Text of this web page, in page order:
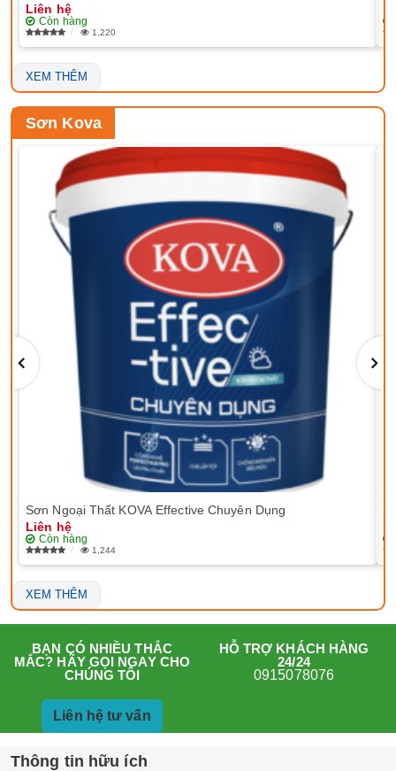
Liên hệ
Còn hàng
1,220
XEM THÊM
Sơn Kova
Sơn Ngoại Thất KOVA Effective Chuyên Dụng
Liên hệ
Còn hàng
1,244
XEM THÊM
BẠN CÓ NHIỀU THẮC
MẮC? HÃY GỌI NGAY CHO
CHÚNG TÔI
HỖ TRỢ KHÁCH HÀNG
24/24
0915078076
Liên hệ tư vấn
Thông tin hữu ích